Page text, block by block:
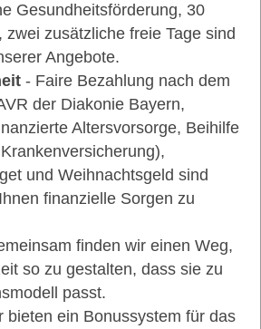
Gesundheitsförderung, 30
zwei zusätzliche freie Tage sind
Angebote.
- Faire Bezahlung nach dem
der Diakonie Bayern,
Altersvorsorge, Beihilfe
und Weihnachtsgeld sind
finanzielle Sorgen zu
finden wir einen Weg,
so zu gestalten, dass sie zu
passt.
bieten ein Bonussystem für das